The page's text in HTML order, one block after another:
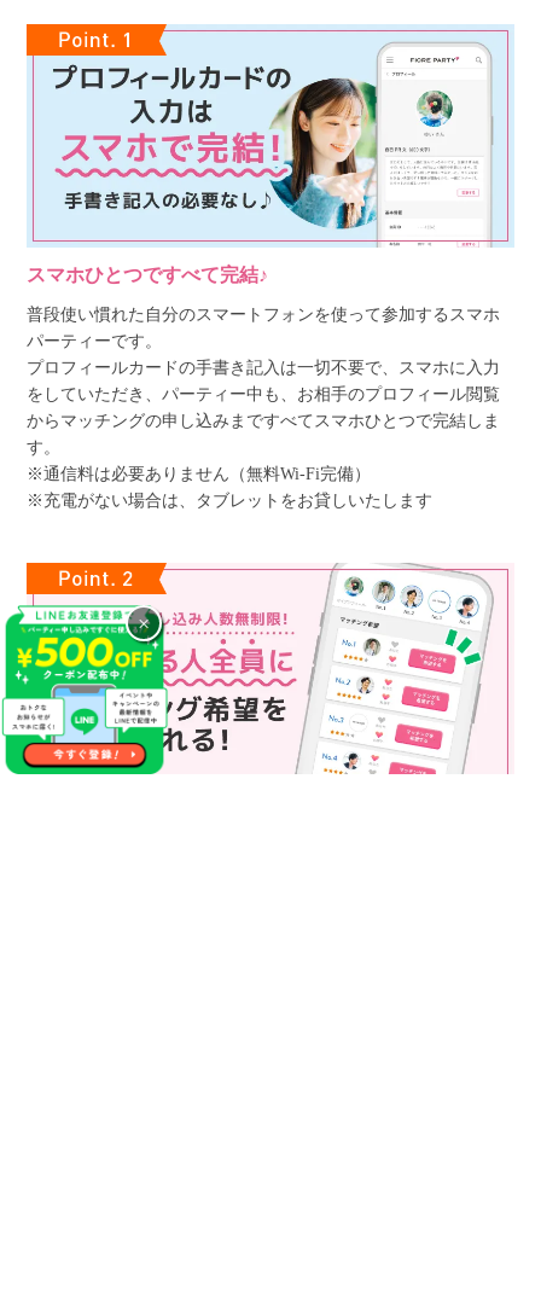
スマホひとつですべて完結♪
普段使い慣れた自分のスマートフォンを使って参加するスマホ
パーティーです。
プロフィールカードの手書き記入は一切不要で、スマホに入力
をしていただき、パーティー中も、お相手のプロフィール閲覧
からマッチングの申し込みまですべてスマホひとつで完結しま
す。
※通信料は必要ありません（無料Wi-Fi完備）
※充電がない場合は、タブレットをお貸しいたします
×